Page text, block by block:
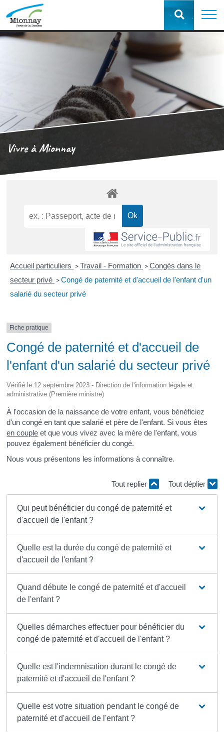
Vivre à Mionnay
Accueil particuliers > Travail - Formation > Congés dans le
secteur privé > Congé de paternité et d'accueil de l'enfant d'un
salarié du secteur privé
Fiche pratique
Congé de paternité et d'accueil de
l'enfant d'un salarié du secteur privé
Vérifié le 12 septembre 2023 - Direction de l'information légale et
administrative (Première ministre)
À l'occasion de la naissance de votre enfant, vous bénéficiez
d'un congé en tant que salarié et père de l'enfant. Si vous êtes
en couple et que vous vivez avec la mère de l'enfant, vous
pouvez également bénéficier du congé.
Nous vous présentons les informations à connaître.
Tout replier Tout déplier
Qui peut bénéficier du congé de paternité et
d'accueil de l'enfant ?
Quelle est la durée du congé de paternité et
d'accueil de l'enfant ?
Quand débute le congé de paternité et d'accueil
de l'enfant ?
Quelles démarches effectuer pour bénéficier du
congé de paternité et d'accueil de l'enfant ?
Quelle est l'indemnisation durant le congé de
paternité et d'accueil de l'enfant ?
Quelle est votre situation pendant le congé de
paternité et d'accueil de l'enfant ?